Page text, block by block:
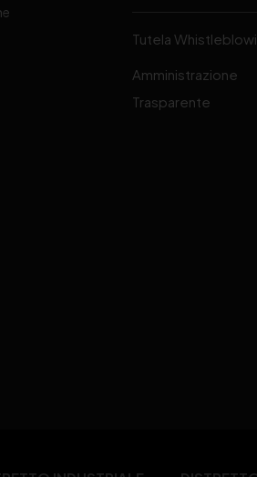
Tutela
Amministrazione
Trasparente